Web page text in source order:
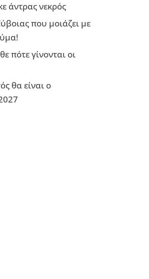
άντρας νεκρός
που μοιάζει με
πότε γίνονται οι
θα είναι ο